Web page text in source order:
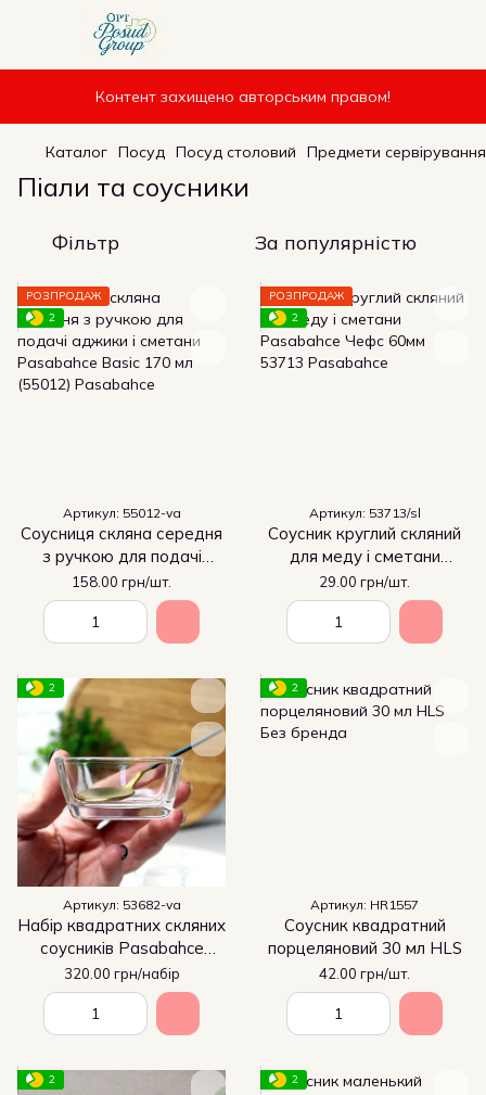
Контент захищено авторським правом!
Каталог Посуд Посуд столовий Предмети сервірування
Піали та соусники
Фільтр За популярністю
РОЗПРОДАЖ
2
Артикул: 55012-va
Соусниця скляна середня
з ручкою для подачі
аджики і сметани
Pasabahce Basic 170 мл
(55012)
158.00 грн/шт.
РОЗПРОДАЖ
2
Артикул: 53713/sl
Соусник круглий скляний
для меду і сметани
Pasabahce Чефс 60мм
53713
29.00 грн/шт.
2
Артикул: 53682-va
Набір квадратних скляних
соусників Pasabahce
"Токіо" 50х50х30 мм 60
мл 6 шт (53682)
320.00 грн/набір
2
Артикул: HR1557
Соусник квадратний
порцеляновий 30 мл HLS
42.00 грн/шт.
2 2